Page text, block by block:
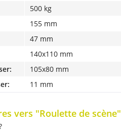
500 kg
155 mm
47 mm
140x110 mm
105x80 mm
11 mm
vers "Roulette de scène"